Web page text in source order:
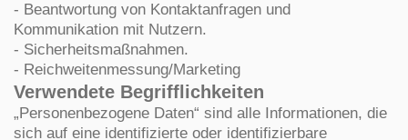
- Beantwortung von Kontaktanfragen und
Kommunikation mit Nutzern.
- Sicherheitsmaßnahmen.
- Reichweitenmessung/Marketing
Verwendete Begrifflichkeiten
„Personenbezogene Daten“ sind alle Informationen, die
sich auf eine identifizierte oder identifizierbare